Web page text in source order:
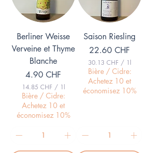
Berliner Weisse
Verveine et Thyme
Blanche
Prix
4.90 CHF
14.85 CHF / 1l
1
.
8
C
Bière / Cidre:
Achetez 10 et
économisez 10%
Saison Riesling
Prix
22.60 CHF
30.13 CHF / 1l
3
.
1
F
p
Bière / Cidre:
Achetez 10 et
économisez 10%